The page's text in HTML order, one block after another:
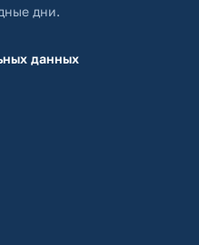
дни.
данных